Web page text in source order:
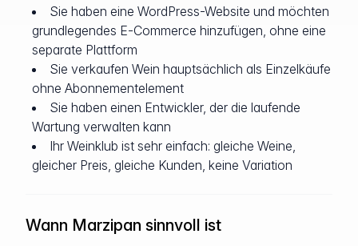
Sie haben eine WordPress-Website und möchten
grundlegendes E-Commerce hinzufügen, ohne eine
separate Plattform
Sie verkaufen Wein hauptsächlich als Einzelkäufe
ohne Abonnementelement
Sie haben einen Entwickler, der die laufende
Wartung verwalten kann
Ihr Weinklub ist sehr einfach: gleiche Weine,
gleicher Preis, gleiche Kunden, keine Variation
Wann Marzipan sinnvoll ist